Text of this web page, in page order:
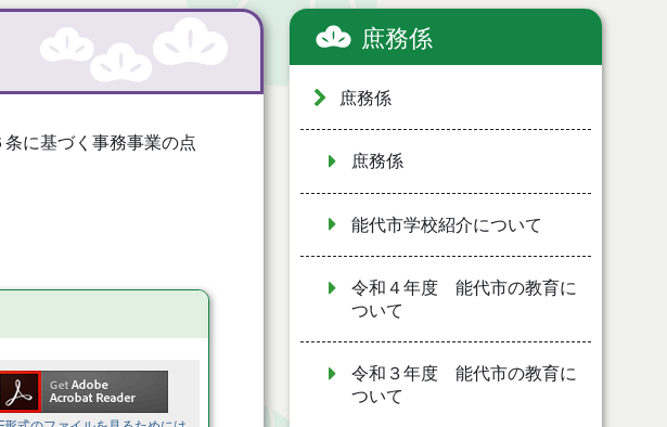
に基づく事務事業の点
庶務係
庶務係
庶務係
能代市学校紹介について
令和４年度 能代市の教育に
ついて
令和３年度 能代市の教育に
ついて